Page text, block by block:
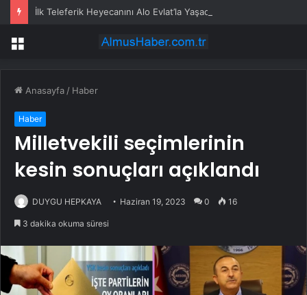
İlk Teleferik Heyecanını Alo Evlat’la Yaşadılar
Menü
Anasayfa / Haber
Haber
Milletvekili seçimlerinin
kesin sonuçları açıklandı
DUYGU HEPKAYA Haziran 19, 2023 0 16
3 dakika okuma süresi